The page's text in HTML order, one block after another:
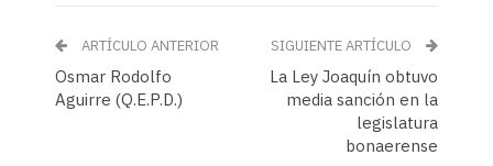
ARTÍCULO ANTERIOR
Osmar Rodolfo
Aguirre (Q.E.P.D.)
SIGUIENTE ARTÍCULO
La Ley Joaquín obtuvo
media sanción en la
legislatura
bonaerense